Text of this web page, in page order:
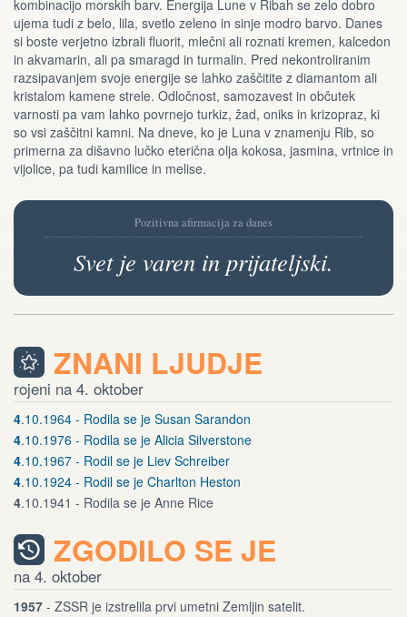
kombinacijo morskih barv. Energija Lune v Ribah se zelo dobro
ujema tudi z belo, lila, svetlo zeleno in sinje modro barvo. Danes
si boste verjetno izbrali fluorit, mlečni ali roznati kremen, kalcedon
in akvamarin, ali pa smaragd in turmalin. Pred nekontroliranim
razsipavanjem svoje energije se lahko zaščitite z diamantom ali
kristalom kamene strele. Odločnost, samozavest in občutek
varnosti pa vam lahko povrnejo turkiz, žad, oniks in krizopraz, ki
so vsi zaščitni kamni. Na dneve, ko je Luna v znamenju Rib, so
primerna za dišavno lučko eterična olja kokosa, jasmina, vrtnice in
vijolice, pa tudi kamilice in melise.
Pozitivna afirmacija za danes
Svet je varen in prijateljski.
ZNANI LJUDJE
rojeni na 4. oktober
4.10.1964 - Rodila se je Susan Sarandon
4.10.1976 - Rodila se je Alicia Silverstone
4.10.1967 - Rodil se je Liev Schreiber
4.10.1924 - Rodil se je Charlton Heston
4.10.1941 - Rodila se je Anne Rice
ZGODILO SE JE
na 4. oktober
1957 - ZSSR je izstrelila prvi umetni Zemljin satelit.